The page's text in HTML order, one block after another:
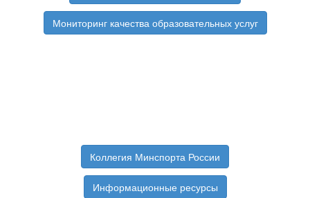
Мониторинг качества образовательных услуг
Коллегия Минспорта России
Информационные ресурсы